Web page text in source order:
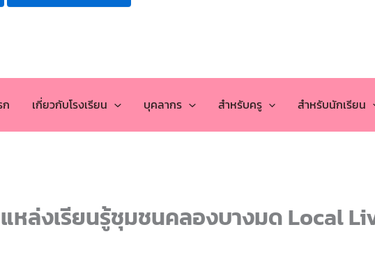
ก เกี่ยวกับโรงเรียน บุคลากร สำหรับครู สำหรับนักเรียน
ล่งเรียนรู้ชุมชนคลองบางมด Local